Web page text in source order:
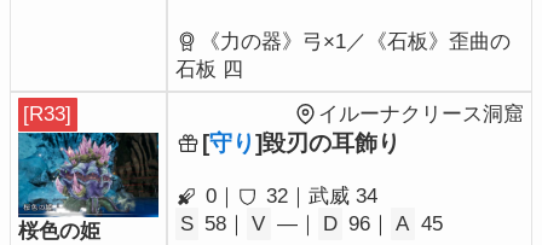
《力の器》弓×1／《石板》歪曲の
石板 四
[R33]
桜色の姫
イルーナクリース洞窟
[守り]毀刃の耳飾り
0｜
32｜武威 34
S 58｜ V ―｜ D 96｜ A 45